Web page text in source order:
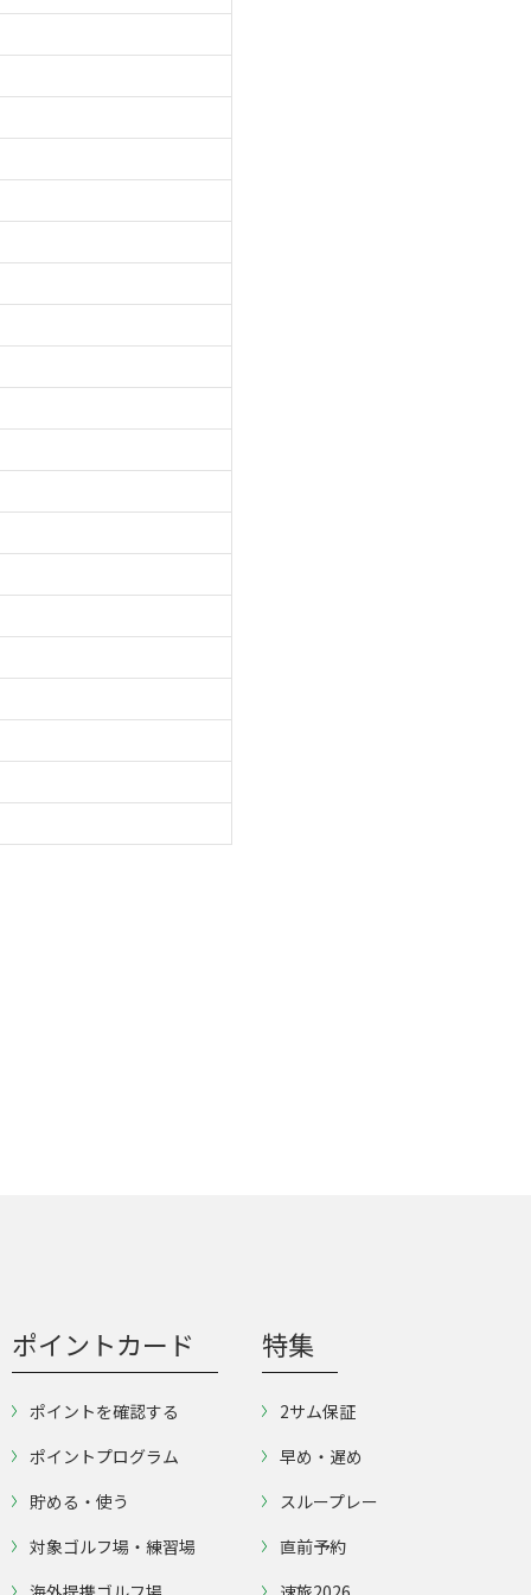
ポイントカード
ポイントを確認する
ポイントプログラム
貯める・使う
対象ゴルフ場・練習場
特集
2サム保証
早め・遅め
スループレー
直前予約